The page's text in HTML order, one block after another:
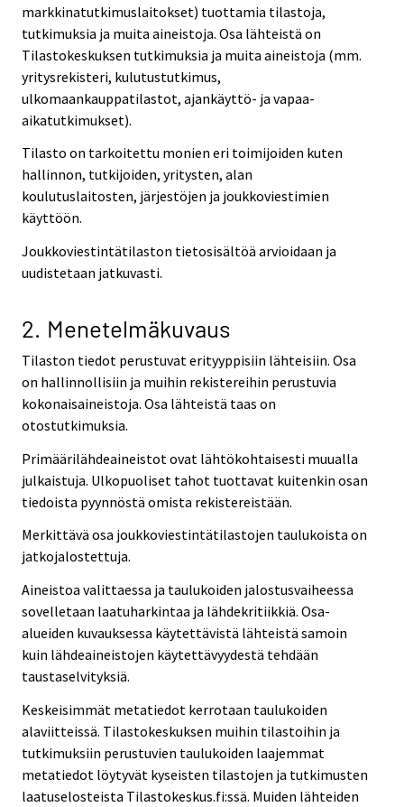
markkinatutkimuslaitokset) tuottamia tilastoja,
tutkimuksia ja muita aineistoja. Osa lähteistä on
Tilastokeskuksen tutkimuksia ja muita aineistoja (mm.
yritysrekisteri, kulutustutkimus,
ulkomaankauppatilastot, ajankäyttö- ja vapaa-
aikatutkimukset).
Tilasto on tarkoitettu monien eri toimijoiden kuten
hallinnon, tutkijoiden, yritysten, alan
koulutuslaitosten, järjestöjen ja joukkoviestimien
käyttöön.
Joukkoviestintätilaston tietosisältöä arvioidaan ja
uudistetaan jatkuvasti.
2. Menetelmäkuvaus
Tilaston tiedot perustuvat erityyppisiin lähteisiin. Osa
on hallinnollisiin ja muihin rekistereihin perustuvia
kokonaisaineistoja. Osa lähteistä taas on
otostutkimuksia.
Primäärilähdeaineistot ovat lähtökohtaisesti muualla
julkaistuja. Ulkopuoliset tahot tuottavat kuitenkin osan
tiedoista pyynnöstä omista rekistereistään.
Merkittävä osa joukkoviestintätilastojen taulukoista on
jatkojalostettuja.
Aineistoa valittaessa ja taulukoiden jalostusvaiheessa
sovelletaan laatuharkintaa ja lähdekritiikkiä. Osa-
alueiden kuvauksessa käytettävistä lähteistä samoin
kuin lähdeaineistojen käytettävyydestä tehdään
taustaselvityksiä.
Keskeisimmät metatiedot kerrotaan taulukoiden
alaviitteissä. Tilastokeskuksen muihin tilastoihin ja
tutkimuksiin perustuvien taulukoiden laajemmat
metatiedot löytyvät kyseisten tilastojen ja tutkimusten
laatuselosteista Tilastokeskus.fi:ssä. Muiden lähteiden